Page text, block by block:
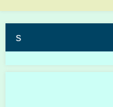
信“ドーン”記念イベント
s